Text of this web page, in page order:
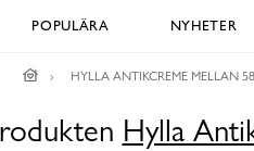
POPULÄRA NYHETER
HYLLA ANTIKCREME MELLAN
Hylla